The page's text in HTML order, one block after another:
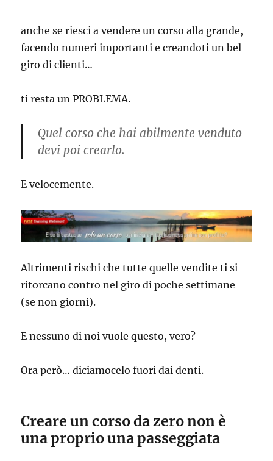
anche se riesci a vendere un corso alla grande,
facendo numeri importanti e creandoti un bel
giro di clienti…
ti resta un PROBLEMA.
Quel corso che hai abilmente venduto
devi poi crearlo.
E velocemente.
Altrimenti rischi che tutte quelle vendite ti si
ritorcano contro nel giro di poche settimane
(se non giorni).
E nessuno di noi vuole questo, vero?
Ora però… diciamocelo fuori dai denti.
Creare un corso da zero non è
una proprio una passeggiata